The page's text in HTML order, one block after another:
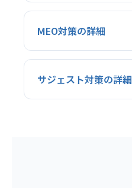
MEO対策の詳細
サジェスト対策の詳細